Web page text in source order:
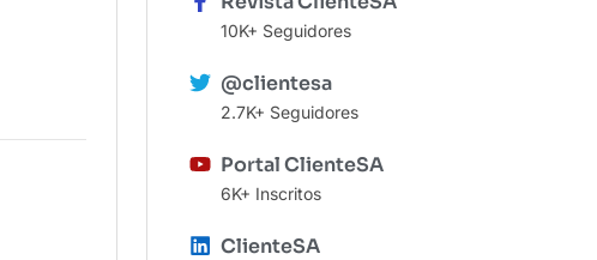
10K+ Seguidores
@clientesa
2.7K+ Seguidores
Portal ClienteSA
6K+ Inscritos
ClienteSA